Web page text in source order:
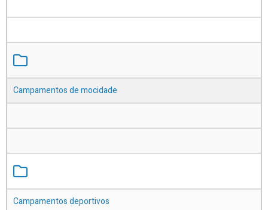
Campamentos de mocidade
Campamentos deportivos